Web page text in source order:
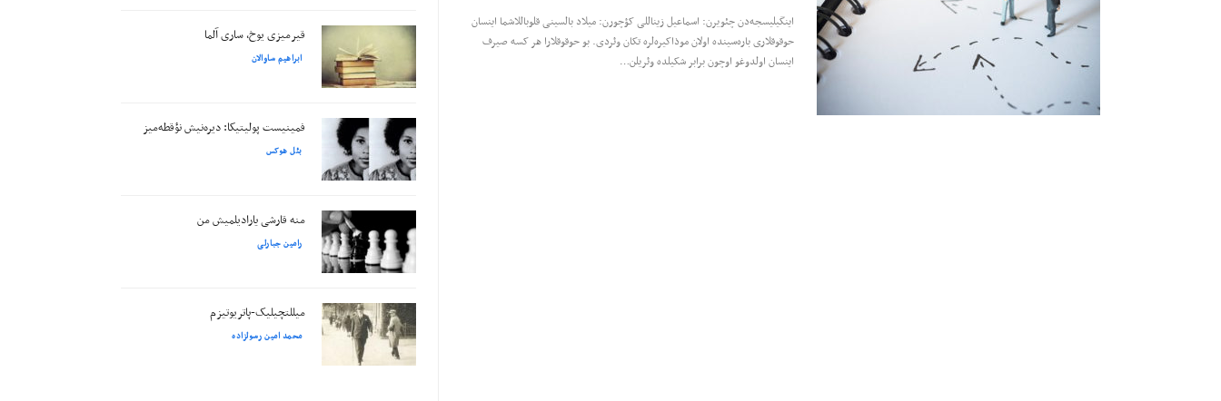
اینگیلیسجه‌دن چئویرن: اسماعیل زیناللی کؤچورن: میلاد بالسینی قلوباللاشما اینسان
حوقوقلاری باره‌سینده اولان موذاکیره‌لره تکان وئردی. بو حوقوقلارا هر کسه صیرف
اینسان اولدوغو اوچون برابر شکیلده وئریلن…
قیرمیزی یوخ، ساری آلما
ابراهیم ساوالان
فمینیست پولیتیکا: دیره‌نیش نؤقطه‌میز
بئل هوکس
منه قارشی یارادیلمیش من
رامین جبارلی
میللتچیلیک-پاتریوتیزم
محمد امین رسولزاده